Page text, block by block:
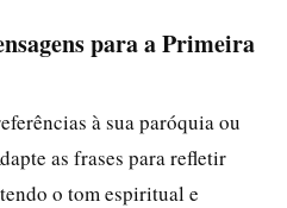
para a Primeira
à sua paróquia ou
as frases para refletir
o tom espiritual e